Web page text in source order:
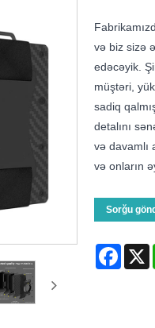
və biz sizə
edəcəyik.
müştəri,
sadiq
detalını
və davamlı
və onların
Sorğu
X